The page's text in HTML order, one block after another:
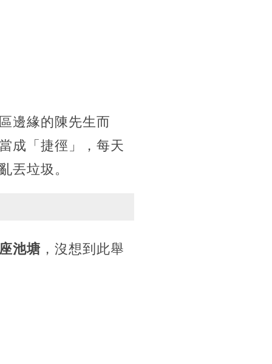
邊緣的陳先生而
成「捷徑」，每天
丟垃圾。
池塘 ，沒想到此舉